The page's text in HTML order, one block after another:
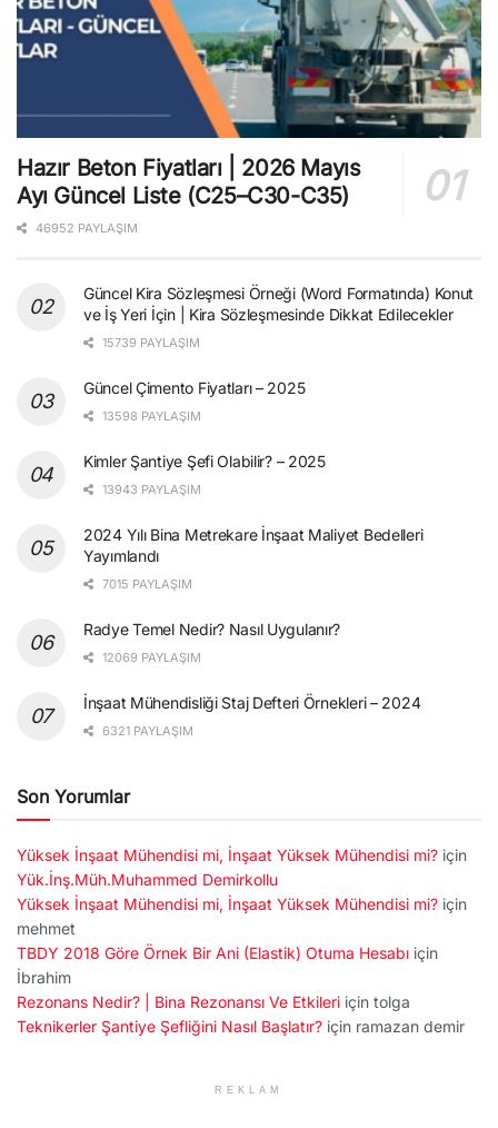
Hazır Beton Fiyatları | 2026 Mayıs
Ayı Güncel Liste (C25–C30-C35)
46952 PAYLAŞIM
Güncel Kira Sözleşmesi Örneği (Word Formatında) Konut
ve İş Yeri İçin | Kira Sözleşmesinde Dikkat Edilecekler
15739 PAYLAŞIM
Güncel Çimento Fiyatları – 2025
13598 PAYLAŞIM
Kimler Şantiye Şefi Olabilir? – 2025
13943 PAYLAŞIM
2024 Yılı Bina Metrekare İnşaat Maliyet Bedelleri
Yayımlandı
7015 PAYLAŞIM
Radye Temel Nedir? Nasıl Uygulanır?
12069 PAYLAŞIM
İnşaat Mühendisliği Staj Defteri Örnekleri – 2024
6321 PAYLAŞIM
Son Yorumlar
Yüksek İnşaat Mühendisi mi, İnşaat Yüksek Mühendisi mi? için
Yük.İnş.Müh.Muhammed Demirkollu
Yüksek İnşaat Mühendisi mi, İnşaat Yüksek Mühendisi mi? için
mehmet
TBDY 2018 Göre Örnek Bir Ani (Elastik) Otuma Hesabı için
İbrahim
Rezonans Nedir? | Bina Rezonansı Ve Etkileri için tolga
Teknikerler Şantiye Şefliğini Nasıl Başlatır? için ramazan demir
REKLAM